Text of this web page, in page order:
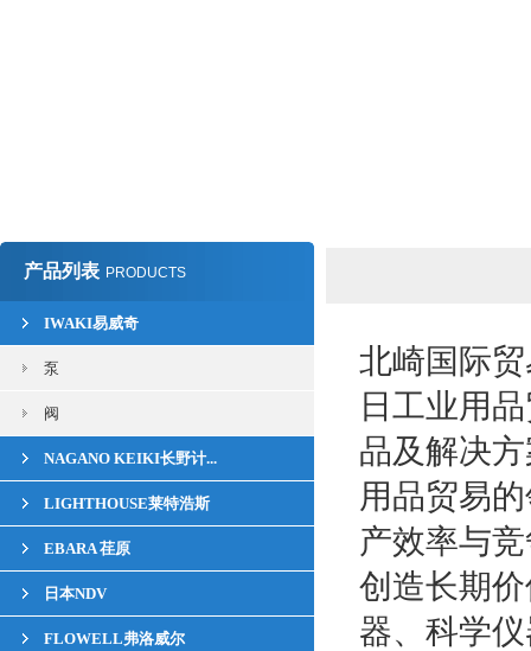
产品列表 PRODUCTS
IWAKI易威奇
泵
阀
NAGANO KEIKI长野计...
LIGHTHOUSE莱特浩斯
EBARA 荏原
日本NDV
FLOWELL弗洛威尔
北崎国际
日工业用
品及解决
用品贸易
产效率与
创造长期
器、科学